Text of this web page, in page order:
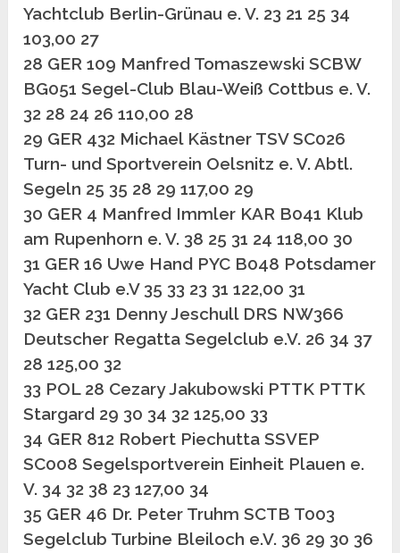
Yachtclub Berlin-Grünau e. V. 23 21 25 34
103,00 27
28 GER 109 Manfred Tomaszewski SCBW
BG051 Segel-Club Blau-Weiß Cottbus e. V.
32 28 24 26 110,00 28
29 GER 432 Michael Kästner TSV SC026
Turn- und Sportverein Oelsnitz e. V. Abtl.
Segeln 25 35 28 29 117,00 29
30 GER 4 Manfred Immler KAR B041 Klub
am Rupenhorn e. V. 38 25 31 24 118,00 30
31 GER 16 Uwe Hand PYC B048 Potsdamer
Yacht Club e.V 35 33 23 31 122,00 31
32 GER 231 Denny Jeschull DRS NW366
Deutscher Regatta Segelclub e.V. 26 34 37
28 125,00 32
33 POL 28 Cezary Jakubowski PTTK PTTK
Stargard 29 30 34 32 125,00 33
34 GER 812 Robert Piechutta SSVEP
SC008 Segelsportverein Einheit Plauen e.
V. 34 32 38 23 127,00 34
35 GER 46 Dr. Peter Truhm SCTB T003
Segelclub Turbine Bleiloch e.V. 36 29 30 36